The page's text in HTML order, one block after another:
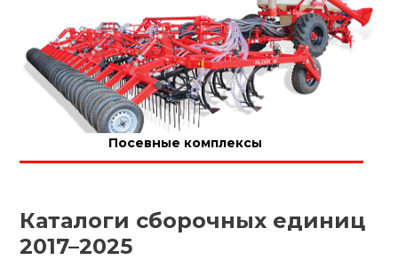
Посевные комплексы
Каталоги сборочных единиц
2017–2025